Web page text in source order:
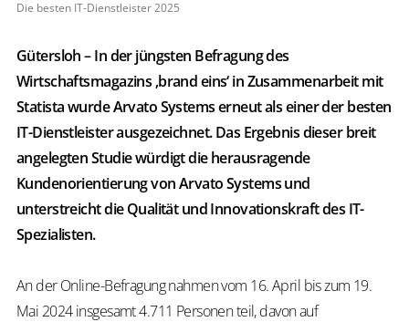
Die besten IT-Dienstleister 2025
Gütersloh – In der jüngsten Befragung des
Wirtschaftsmagazins ‚brand eins‘ in Zusammenarbeit mit
Statista wurde Arvato Systems erneut als einer der besten
IT-Dienstleister ausgezeichnet. Das Ergebnis dieser breit
angelegten Studie würdigt die herausragende
Kundenorientierung von Arvato Systems und
unterstreicht die Qualität und Innovationskraft des IT-
Spezialisten.
An der Online-Befragung nahmen vom 16. April bis zum 19.
Mai 2024 insgesamt 4.711 Personen teil, davon auf